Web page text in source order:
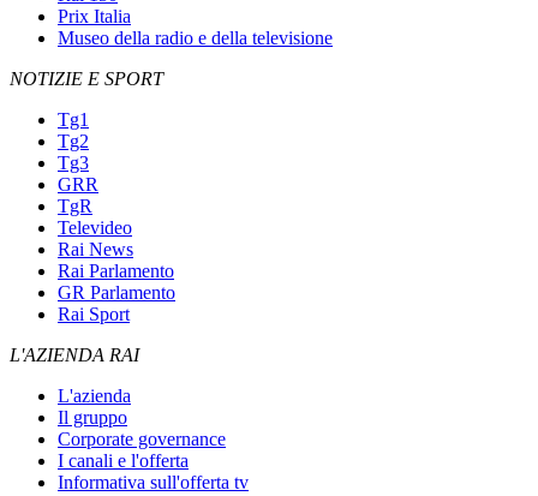
Prix Italia
Museo della radio e della televisione
NOTIZIE E SPORT
Tg1
Tg2
Tg3
GRR
TgR
Televideo
Rai News
Rai Parlamento
GR Parlamento
Rai Sport
L'AZIENDA RAI
L'azienda
Il gruppo
Corporate governance
I canali e l'offerta
Informativa sull'offerta tv